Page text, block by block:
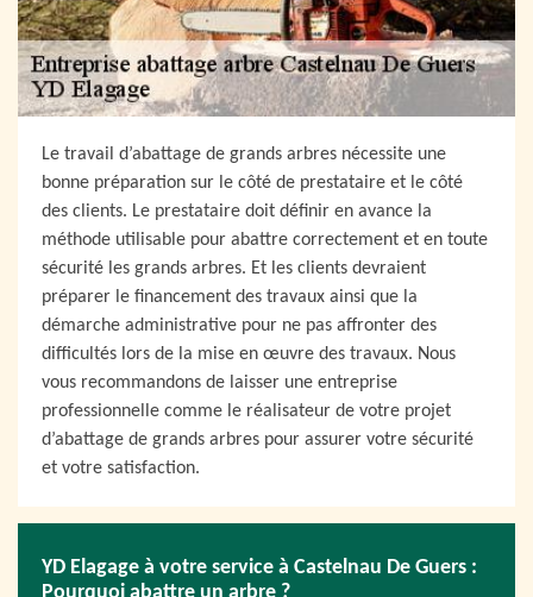
Le travail d’abattage de grands arbres nécessite une
bonne préparation sur le côté de prestataire et le côté
des clients. Le prestataire doit définir en avance la
méthode utilisable pour abattre correctement et en toute
sécurité les grands arbres. Et les clients devraient
préparer le financement des travaux ainsi que la
démarche administrative pour ne pas affronter des
difficultés lors de la mise en œuvre des travaux. Nous
vous recommandons de laisser une entreprise
professionnelle comme le réalisateur de votre projet
d’abattage de grands arbres pour assurer votre sécurité
et votre satisfaction.
YD Elagage à votre service à Castelnau De Guers :
Pourquoi abattre un arbre ?